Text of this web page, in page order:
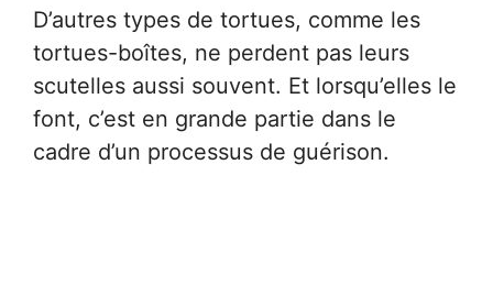
D’autres types de tortues, comme les
tortues-boîtes, ne perdent pas leurs
scutelles aussi souvent. Et lorsqu’elles le
font, c’est en grande partie dans le
cadre d’un processus de guérison.